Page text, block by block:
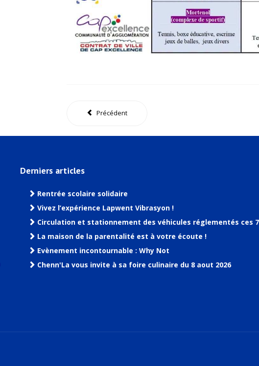
Précédent
Derniers articles
Rentrée scolaire solidaire
Vivez l’expérience Lapwent Vibrasyon !
Circulation et stationnement des véhicules réglementés ces
La maison de la parentalité est à votre écoute !
Evènement incontournable : Why Not
Chenn'La vous invite à sa foire culinaire du 8 aout 2026